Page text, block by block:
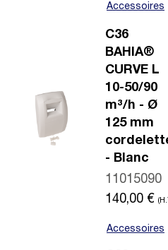
Accessoires
C36
BAHIA®
CURVE L
10-50/90
m³/h - Ø
125 mm
- Blanc
11015090
140,00 €
Accessoires